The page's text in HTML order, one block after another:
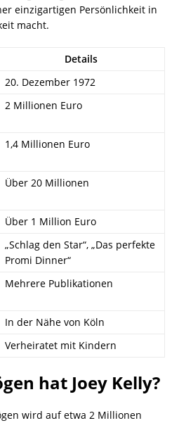
einzigartigen Persönlichkeit in
macht.
Details
20. Dezember 1972
2 Millionen Euro
1,4 Millionen Euro
Über 20 Millionen
Über 1 Million Euro
„Schlag den Star“, „Das perfekte
Promi Dinner“
Mehrere Publikationen
In der Nähe von Köln
Verheiratet mit Kindern
hat Joey Kelly?
wird auf etwa 2 Millionen